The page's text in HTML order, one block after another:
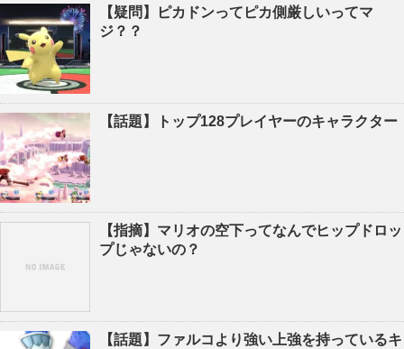
【疑問】ピカドンってピカ側厳しいってマ
ジ？？
【話題】トップ128プレイヤーのキャラクター
【指摘】マリオの空下ってなんでヒップドロッ
プじゃないの？
【話題】ファルコより強い上強を持っているキ